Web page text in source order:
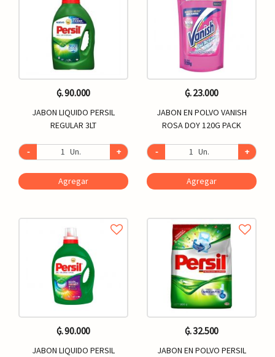
₲. 90.000
JABON LIQUIDO PERSIL
REGULAR 3LT
- Un. +
Agregar
₲. 90.000
JABON LIQUIDO PERSIL
₲. 23.000
JABON EN POLVO VANISH
ROSA DOY 120G PACK
- Un. +
Agregar
₲. 32.500
JABON EN POLVO PERSIL